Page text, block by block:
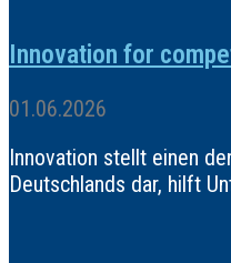
Innovation for
01.06.2026
Innovation stellt einen
Deutschlands dar, hilft